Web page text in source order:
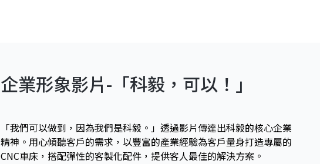
企業形象影片-「科毅，可以！」
「我們可以做到，因為我們是科毅。」透過影片傳達出科毅的核心企業
精神。用心傾聽客戶的需求，以豐富的產業經驗為客戶量身打造專屬的
CNC車床，搭配彈性的客製化配件，提供客人最佳的解決方案。